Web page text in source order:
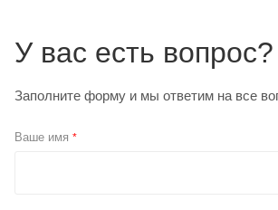
У вас есть вопрос?
Заполните форму и мы ответим на все
Ваше имя *